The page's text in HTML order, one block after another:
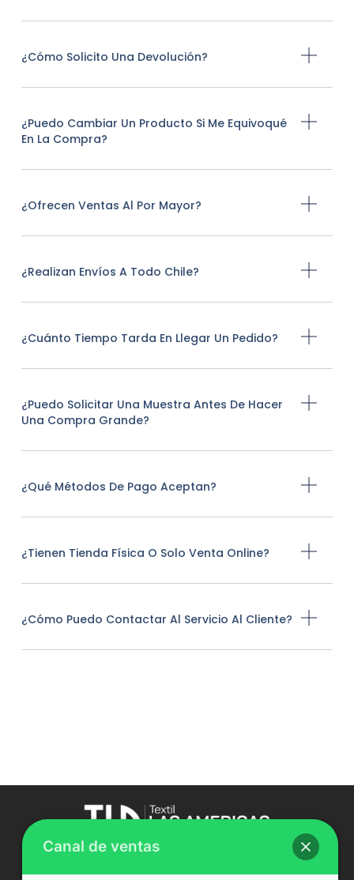
¿Cómo Solicito Una Devolución?
¿Puedo Cambiar Un Producto Si Me Equivoqué
En La Compra?
¿Ofrecen Ventas Al Por Mayor?
¿Realizan Envíos A Todo Chile?
¿Cuánto Tiempo Tarda En Llegar Un Pedido?
¿Puedo Solicitar Una Muestra Antes De Hacer
Una Compra Grande?
¿Qué Métodos De Pago Aceptan?
¿Tienen Tienda Física O Solo Venta Online?
¿Cómo Puedo Contactar Al Servicio Al Cliente?
Canal de ventas